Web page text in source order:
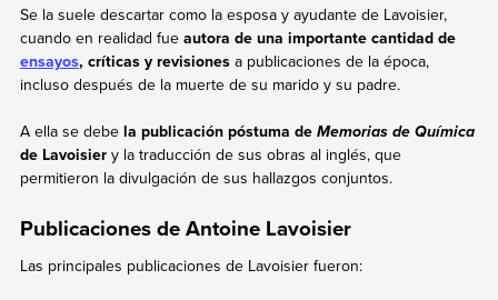
Se la suele descartar como la esposa y ayudante de Lavoisier,
cuando en realidad fue autora de una importante cantidad de
ensayos, críticas y revisionesa publicaciones de la época,
incluso después de la muerte de su marido y su padre.
A ella se debe la publicación póstuma de Memorias de Química
de Lavoisiery la traducción de sus obras al inglés, que
permitieron la divulgación de sus hallazgos conjuntos.
Publicaciones de Antoine Lavoisier
Las principales publicaciones de Lavoisier fueron: